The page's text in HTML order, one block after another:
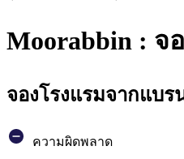
Moorabbin : จ
จองโรงแรมจากแบร
ความผิดพลาด